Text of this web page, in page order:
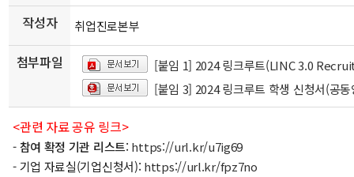
작성자 취업진로본부
첨부파일
[붙임 1] 2024 링크루트(LINC 3.0
[붙임 3] 2024 링크루트 학생 신청서(공
<관련 자료 공유 링크>
-참여 확정 기관 리스트: https://url.kr/u7ig69
- 기업 자료실(기업신청서): https://url.kr/fpz7no